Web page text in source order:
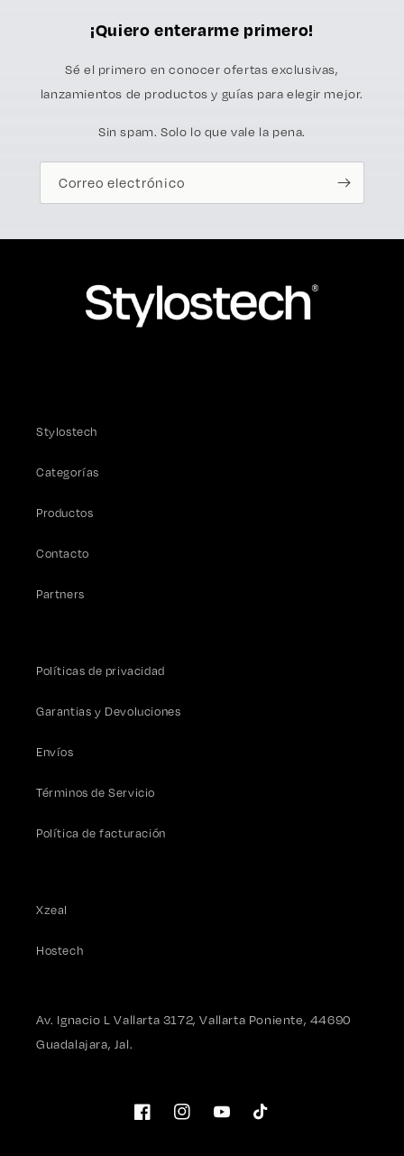
¡Quiero enterarme primero!
Sé el primero en conocer ofertas exclusivas,
lanzamientos de productos y guías para elegir mejor.
Sin spam. Solo lo que vale la pena.
Correo electrónico
Stylostech
Categorías
Productos
Contacto
Partners
Políticas de privacidad
Garantias y Devoluciones
Envíos
Términos de Servicio
Política de facturación
Xzeal
Hostech
Av. Ignacio L Vallarta 3172, Vallarta Poniente, 44690
Guadalajara, Jal.
FacebookInstagramYouTubeTikTok